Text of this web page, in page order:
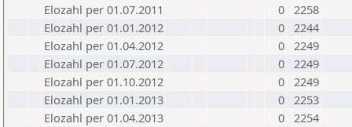
Elozahl per 01.07.2011
0 2258
Elozahl per 01.01.2012
0 2244
Elozahl per 01.04.2012
0 2249
Elozahl per 01.07.2012
0 2249
Elozahl per 01.10.2012
0 2249
Elozahl per 01.01.2013
0 2253
Elozahl per 01.04.2013
0 2254